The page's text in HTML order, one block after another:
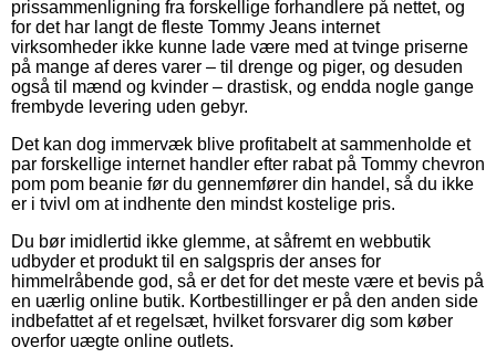
prissammenligning fra forskellige forhandlere på nettet, og
for det har langt de fleste Tommy Jeans internet
virksomheder ikke kunne lade være med at tvinge priserne
på mange af deres varer – til drenge og piger, og desuden
også til mænd og kvinder – drastisk, og endda nogle gange
frembyde levering uden gebyr.
Det kan dog immervæk blive profitabelt at sammenholde et
par forskellige internet handler efter rabat på Tommy chevron
pom pom beanie før du gennemfører din handel, så du ikke
er i tvivl om at indhente den mindst kostelige pris.
Du bør imidlertid ikke glemme, at såfremt en webbutik
udbyder et produkt til en salgspris der anses for
himmelråbende god, så er det for det meste være et bevis på
en uærlig online butik. Kortbestillinger er på den anden side
indbefattet af et regelsæt, hvilket forsvarer dig som køber
overfor uægte online outlets.